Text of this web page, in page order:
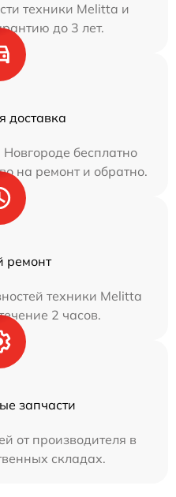
техники Melitta и
до 3 лет.
доставка
бесплатно
на ремонт и обратно.
ремонт
техники Melitta
2 часов.
запчасти
от производителя в
складах.